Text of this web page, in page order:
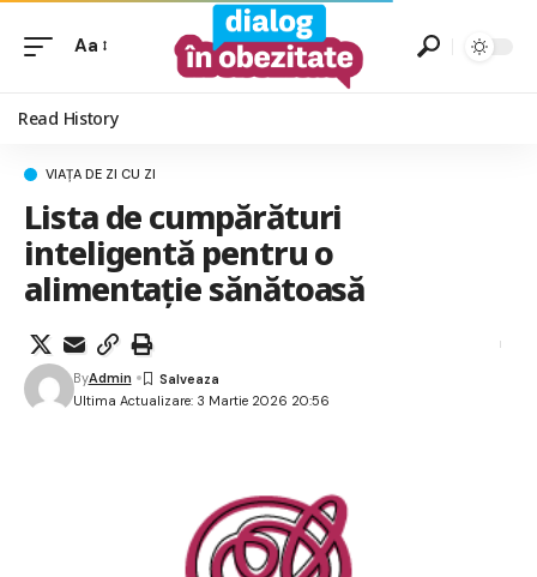
Aa
Read History
VIAȚA DE ZI CU ZI
Lista de cumpărături
inteligentă pentru o
alimentație sănătoasă
Ultima Actualizare: 3 Martie 2026 20:56
ByAdmin